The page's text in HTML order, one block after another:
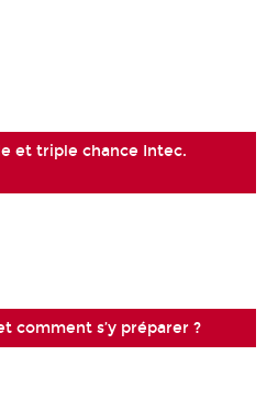
et triple chance Intec.
comment s’y préparer ?